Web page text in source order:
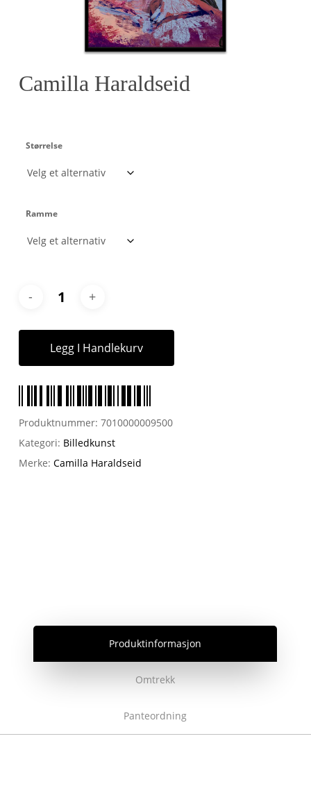
Camilla Haraldseid
Størrelse
Ramme
Legg I Handlekurv
Produktnummer: 7010000009500
Kategori: Billedkunst
Merke: Camilla Haraldseid
Produktinformasjon
Omtrekk
Panteordning